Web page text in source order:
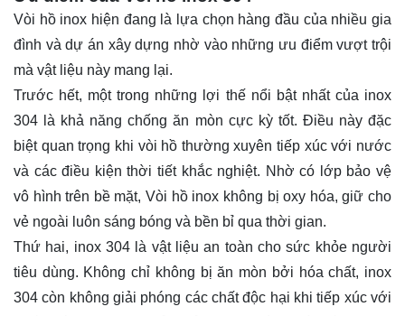
Vòi hồ inox hiện đang là lựa chọn hàng đầu của nhiều gia
đình và dự án xây dựng nhờ vào những ưu điểm vượt trội
mà vật liệu này mang lại.
Trước hết, một trong những lợi thế nổi bật nhất của inox
304 là khả năng chống ăn mòn cực kỳ tốt. Điều này đặc
biệt quan trọng khi vòi hồ thường xuyên tiếp xúc với nước
và các điều kiện thời tiết khắc nghiệt. Nhờ có lớp bảo vệ
vô hình trên bề mặt, Vòi hồ inox không bị oxy hóa, giữ cho
vẻ ngoài luôn sáng bóng và bền bỉ qua thời gian.
Thứ hai, inox 304 là vật liệu an toàn cho sức khỏe người
tiêu dùng. Không chỉ không bị ăn mòn bởi hóa chất, inox
304 còn không giải phóng các chất độc hại khi tiếp xúc với